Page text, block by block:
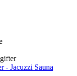
- Jacuzzi Sauna